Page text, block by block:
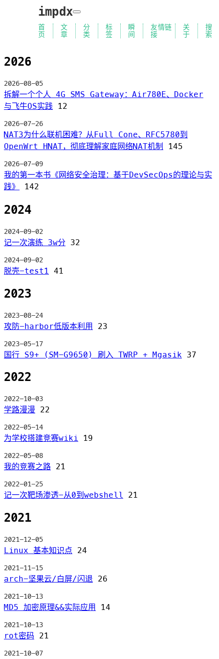
impdx
首
页
文
章
分
类
标
签
瞬
间
友情链
接
关
于
搜
索
2026
2026-08-05
拆解一个个人 4G SMS Gateway：Air780E、Docker
与飞牛OS实践 12
2026-07-26
NAT3为什么联机困难？从Full Cone、RFC5780到
OpenWrt HNAT，彻底理解家庭网络NAT机制
145
2026-07-09
我的第一本书《网络安全治理：基于DevSecOps的理论与实
践》
142
2024
2024-09-02
记一次演练 3w分 32
2024-09-02
脱壳-test1 41
2023
2023-08-24
攻防-harbor低版本利用 23
2023-05-17
国行 S9+ (SM-G9650) 刷入 TWRP + Mgasik 37
2022
2022-10-03
学路漫漫 22
2022-05-14
为学校搭建竞赛wiki 19
2022-05-08
我的竞赛之路 21
2022-01-25
记一次靶场渗透-从0到webshell 21
2021
2021-12-05
Linux 基本知识点 24
2021-11-15
arch-坚果云/白屏/闪退 26
2021-10-13
MD5 加密原理&&实际应用 14
2021-10-13
rot密码 21
2021-10-07